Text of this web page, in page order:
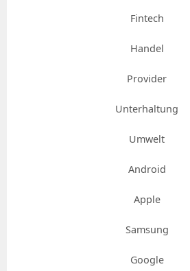
Fintech
Handel
Provider
Unterhaltung
Umwelt
Android
Apple
Samsung
Google